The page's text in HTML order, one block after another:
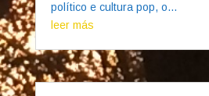
político e cultura pop, o...
leer más